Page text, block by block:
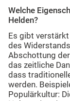
Welche
Helden?
Es gibt
des
Abschottung
das zeitliche
dass
werden.
Populärkultur: